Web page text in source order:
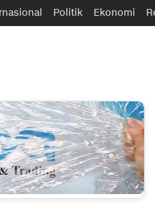
Politik Ekonomi